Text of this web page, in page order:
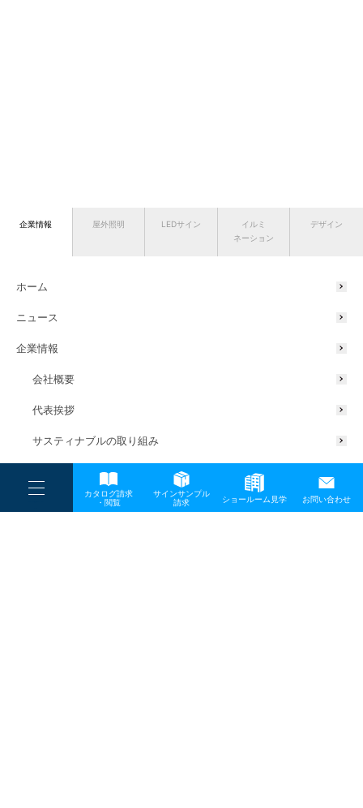
----
----
-
カタログ請求
・閲覧
サインサンプル
請求
ショールーム見学 お問い合わせ
企業情報 屋外照明 LEDサイン
イルミ
ネーション
デザイン
ホーム
ニュース
企業情報
会社概要
代表挨拶
サスティナブルの取り組み
一般事業主行動計画